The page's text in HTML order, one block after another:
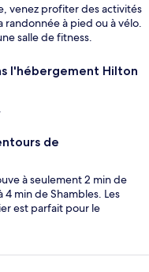
venez profiter des activités
à pied ou à vélo.
salle de fitness.
l'hébergement Hilton
de
à seulement 2 min de
min de Shambles. Les
est parfait pour le